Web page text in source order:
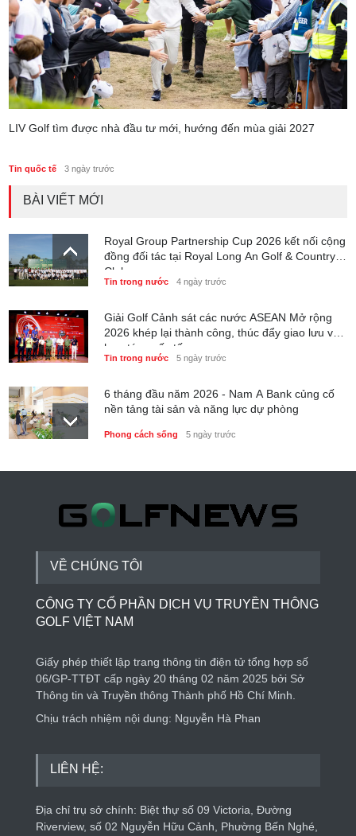
LIV Golf tìm được nhà đầu tư mới, hướng đến mùa giải 2027
Tin quốc tế 3 ngày trước
BÀI VIẾT MỚI
Royal Group Partnership Cup 2026 kết nối cộng
đồng đối tác tại Royal Long An Golf & Country
Club
Tin trong nước 4 ngày trước
Giải Golf Cảnh sát các nước ASEAN Mở rộng
2026 khép lại thành công, thúc đẩy giao lưu và
hợp tác quốc tế
Tin trong nước 5 ngày trước
6 tháng đầu năm 2026 - Nam A Bank củng cố
nền tảng tài sản và năng lực dự phòng
Phong cách sống 5 ngày trước
Thành lập Trung tâm Giải mã lượng tử Quang
Phong cách sống 5 ngày trước
VỀ CHÚNG TÔI
CÔNG TY CỔ PHẦN DỊCH VỤ TRUYỀN THÔNG
GOLF VIỆT NAM
Giấy phép thiết lập trang thông tin điện tử tổng hợp số
06/GP-TTĐT cấp ngày 20 tháng 02 năm 2025 bởi Sở
Thông tin và Truyền thông Thành phố Hồ Chí Minh.
Chịu trách nhiệm nội dung: Nguyễn Hà Phan
LIÊN HỆ:
Địa chỉ trụ sở chính: Biệt thự số 09 Victoria, Đường
Riverview, số 02 Nguyễn Hữu Cảnh, Phường Bến Nghé,